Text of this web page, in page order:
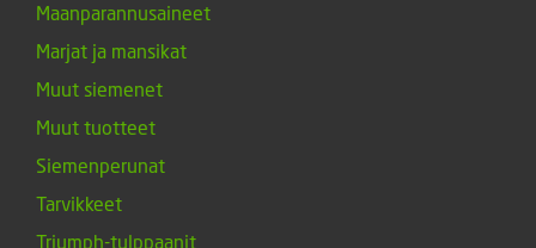
Maanparannusaineet
Marjat ja mansikat
Muut siemenet
Muut tuotteet
Siemenperunat
Tarvikkeet
Triumph-tulppaanit